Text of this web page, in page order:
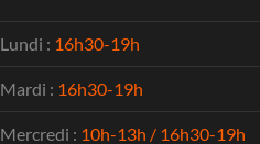
Lundi : 16h30-19h
Mardi : 16h30-19h
Mercredi : 10h-13h / 16h30-19h